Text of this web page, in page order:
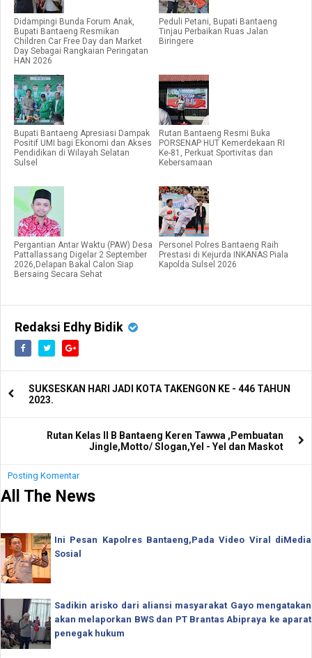
Didampingi Bunda Forum Anak,
Bupati Bantaeng Resmikan
Children Car Free Day dan Market
Day Sebagai Rangkaian Peringatan
HAN 2026
Peduli Petani, Bupati Bantaeng
Tinjau Perbaikan Ruas Jalan
Biringere
Bupati Bantaeng Apresiasi Dampak
Positif UMI bagi Ekonomi dan Akses
Pendidikan di Wilayah Selatan
Sulsel
Rutan Bantaeng Resmi Buka
PORSENAP HUT Kemerdekaan RI
Ke-81, Perkuat Sportivitas dan
Kebersamaan
Pergantian Antar Waktu (PAW) Desa
Pattallassang Digelar 2 September
2026,Delapan Bakal Calon Siap
Bersaing Secara Sehat
Personel Polres Bantaeng Raih
Prestasi di Kejurda INKANAS Piala
Kapolda Sulsel 2026
Redaksi Edhy Bidik
SUKSESKAN HARI JADI KOTA TAKENGON KE - 446 TAHUN
2023.
Rutan Kelas II B Bantaeng Keren Tawwa ,Pembuatan
Jingle,Motto/ Slogan,Yel - Yel dan Maskot
Posting Komentar
All The News
Ini Pesan Kapolres Bantaeng,Pada Video Viral diMedia
Sosial
Sadikin arisko dari aliansi masyarakat Gayo mengatakan
akan melaporkan BWS dan PT Brantas Abipraya ke aparat
penegak hukum